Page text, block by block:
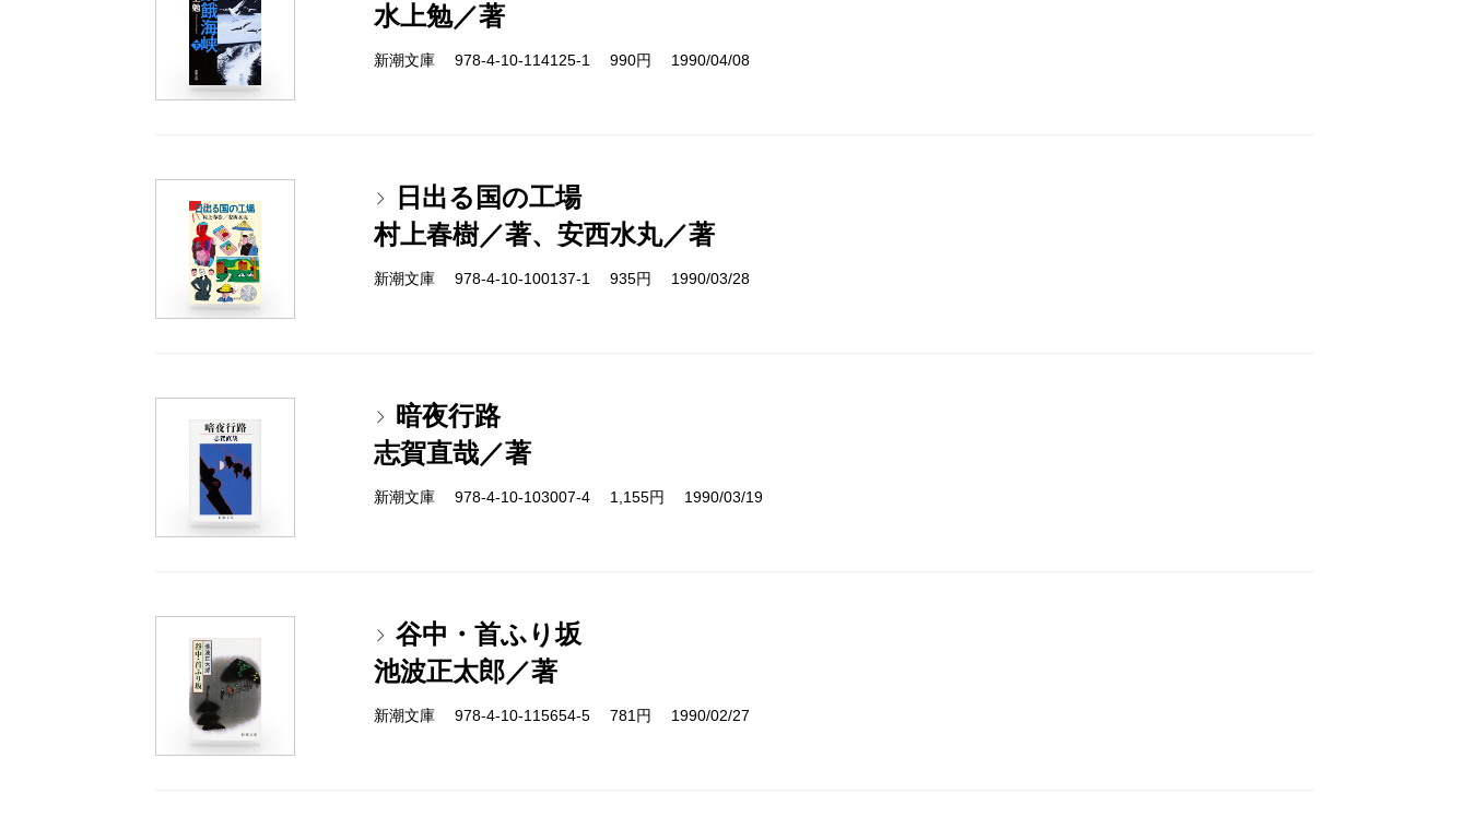
水上勉／著
新潮文庫 978-4-10-114125-1 990円 1990/04/08
日出る国の工場
村上春樹／著、安西水丸／著
新潮文庫 978-4-10-100137-1 935円 1990/03/28
暗夜行路
志賀直哉／著
新潮文庫 978-4-10-103007-4 1,155円 1990/03/19
谷中・首ふり坂
池波正太郎／著
新潮文庫 978-4-10-115654-5 781円 1990/02/27